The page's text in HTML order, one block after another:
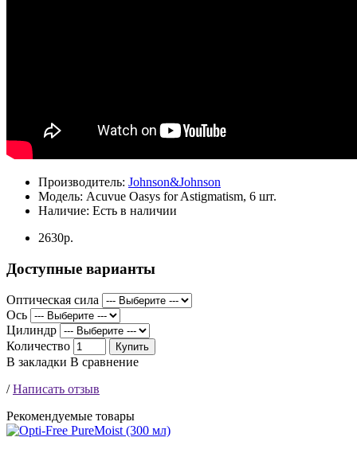
Производитель: Johnson&Johnson
Модель: Acuvue Oasys for Astigmatism, 6 шт.
Наличие: Есть в наличии
2630р.
Доступные варианты
Оптическая сила
Ось
Цилиндр
Количество
Купить
В закладки В сравнение
/Написать отзыв
Рекомендуемые товары